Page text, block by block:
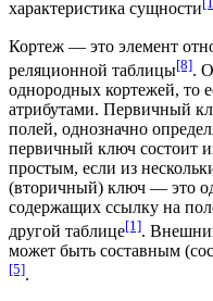
характеристика сущности
Кортеж — это элемент
реляционной таблицы[8].
однородных кортежей, то
атрибутами. Первичный
полей, однозначно
первичный ключ состоит
простым, если из
(вторичный) ключ — это
содержащих ссылку на
другой таблице[1].
может быть составным
[5].